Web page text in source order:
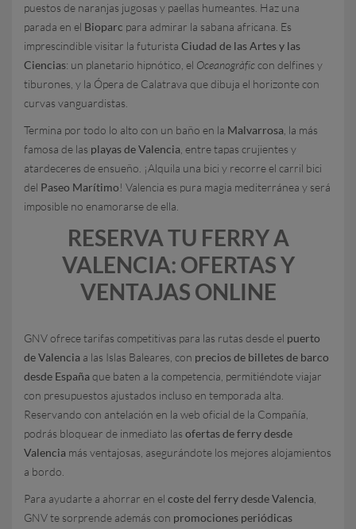
puestos de naranjas jugosas y paellas humeantes. Haz una
parada en el Bioparc para admirar la sabana africana. Es
imprescindible visitar la futurista Ciudad de las Artes y las
Ciencias: un planetario hipnótico, el Oceanogràficcon delfines y
tiburones, y la Ópera de Calatrava que dibuja el horizonte con
curvas vanguardistas.
Termina por todo lo alto con un baño en la Malvarrosa , la más
famosa de las playas de Valencia , entre tapas crujientes y
atardeceres de ensueño. ¡Alquila una bici y recorre el carril bici
del Paseo Marítimo! Valencia es pura magia mediterránea y será
imposible no enamorarse de ella.
RESERVA TU FERRY A
VALENCIA: OFERTAS Y
VENTAJAS ONLINE
GNV ofrece tarifas competitivas para las rutas desde el puerto
de Valencia a las Islas Baleares, con precios de billetes de barco
desde España que baten a la competencia, permitiéndote viajar
con presupuestos ajustados incluso en temporada alta.
Reservando con antelación en la web oficial de la Compañía,
podrás bloquear de inmediato las ofertas de ferry desde
Valencia más ventajosas, asegurándote los mejores alojamientos
a bordo.
Para ayudarte a ahorrar en el coste del ferry desde Valencia
GNV te sorprende además con promociones periódicas